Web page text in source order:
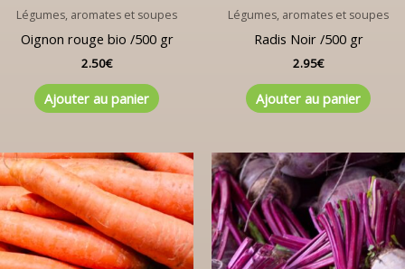
Légumes, aromates et soupes
Oignon rouge bio /500 gr
2.50€
Ajouter au panier
Légumes, aromates et soupes
Radis Noir /500 gr
2.95€
Ajouter au panier